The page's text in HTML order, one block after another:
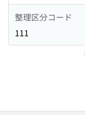
整理区分コード
111